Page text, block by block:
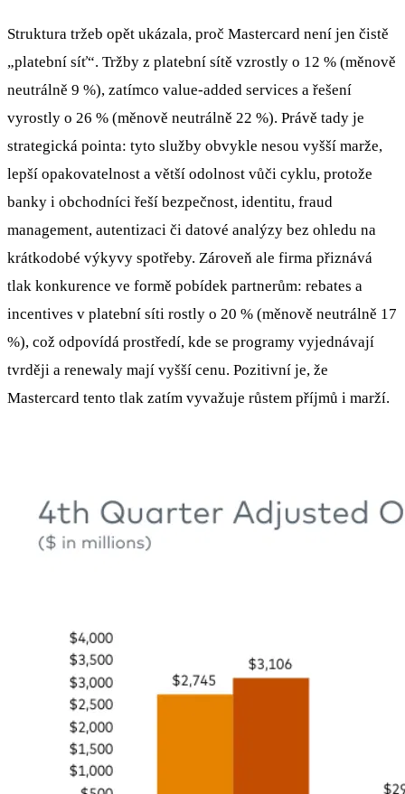
Struktura tržeb opět ukázala, proč Mastercard není jen čistě
„platební síť“. Tržby z platební sítě vzrostly o 12 % (měnově
neutrálně 9 %), zatímco value-added services a řešení
vyrostly o 26 % (měnově neutrálně 22 %). Právě tady je
strategická pointa: tyto služby obvykle nesou vyšší marže,
lepší opakovatelnost a větší odolnost vůči cyklu, protože
banky i obchodníci řeší bezpečnost, identitu, fraud
management, autentizaci či datové analýzy bez ohledu na
krátkodobé výkyvy spotřeby. Zároveň ale firma přiznává
tlak konkurence ve formě pobídek partnerům: rebates a
incentives v platební síti rostly o 20 % (měnově neutrálně 17
%), což odpovídá prostředí, kde se programy vyjednávají
tvrději a renewaly mají vyšší cenu. Pozitivní je, že
Mastercard tento tlak zatím vyvažuje růstem příjmů i marží.